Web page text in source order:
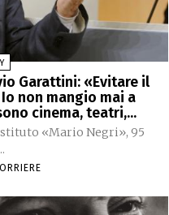
Garattini: «Evitare il
non mangio mai a
cinema, teatri,...
«Mario Negri», 95